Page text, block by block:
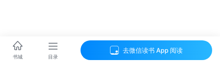
书城 目录
去微信读书 App 阅读